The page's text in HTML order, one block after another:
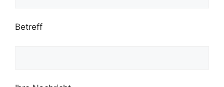
Betreff